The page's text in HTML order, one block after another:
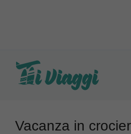
Vacanza in